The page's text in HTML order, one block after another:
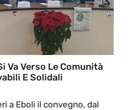
Va Verso Le Comunità
E Solidali
a Eboli il convegno, dal